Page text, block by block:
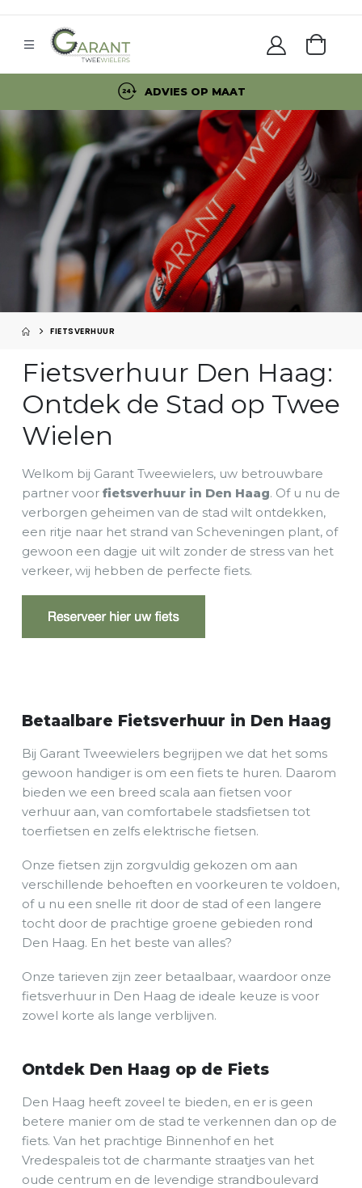
ADVIES OP MAAT
FIETSVERHUUR
Fietsverhuur Den Haag:
Ontdek de Stad op Twee
Wielen
Welkom bij Garant Tweewielers, uw betrouwbare
partner voor fietsverhuur in Den Haag. Of u nu de
verborgen geheimen van de stad wilt ontdekken,
een ritje naar het strand van Scheveningen plant, of
gewoon een dagje uit wilt zonder de stress van het
verkeer, wij hebben de perfecte fiets.
Betaalbare Fietsverhuur in Den Haag
Bij Garant Tweewielers begrijpen we dat het soms
gewoon handiger is om een fiets te huren. Daarom
bieden we een breed scala aan fietsen voor
verhuur aan, van comfortabele stadsfietsen tot
toerfietsen en zelfs elektrische fietsen.
Onze fietsen zijn zorgvuldig gekozen om aan
verschillende behoeften en voorkeuren te voldoen,
of u nu een snelle rit door de stad of een langere
tocht door de prachtige groene gebieden rond
Den Haag. En het beste van alles?
Onze tarieven zijn zeer betaalbaar, waardoor onze
fietsverhuur in Den Haag de ideale keuze is voor
zowel korte als lange verblijven.
Ontdek Den Haag op de Fiets
Den Haag heeft zoveel te bieden, en er is geen
betere manier om de stad te verkennen dan op de
fiets. Van het prachtige Binnenhof en het
Vredespaleis tot de charmante straatjes van het
oude centrum en de levendige strandboulevard